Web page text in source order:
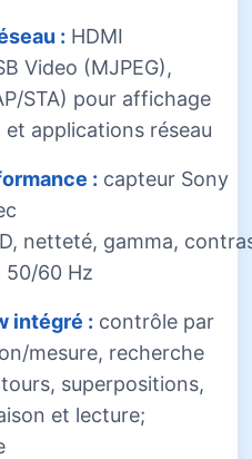
: HDMI
Video (MJPEG),
STA) pour affichage
applications réseau
: capteur Sony
netteté, gamma,
50/60 Hz
intégré : contrôle par
mesure, recherche
superpositions,
et lecture;